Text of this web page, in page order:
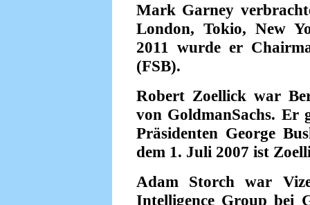
Mark Garney
London, Tokio, New
2011 wurde er
(FSB).
Robert Zoellick war
von GoldmanSachs. Er
Präsidenten George
dem 1. Juli 2007 ist
Adam Storch war
Intelligence Group bei